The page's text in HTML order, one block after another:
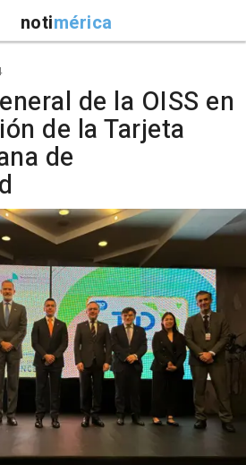
notimérica
de la OISS en
de la Tarjeta
de